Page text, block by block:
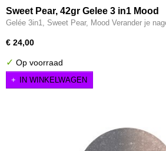
Sweet Pear, 42gr Gelee 3 in1 Mood
Gelée 3in1, Sweet Pear, Mood Verander je
€ 24,00
✓ Op voorraad
IN WINKELWAGEN